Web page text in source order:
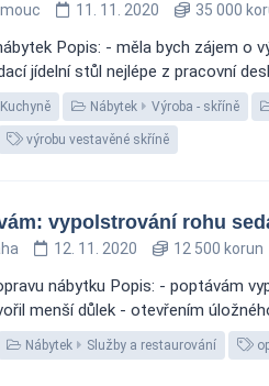
11. 11. 2020 35 000
Popis: - měla bych zájem o
jídelní stůl nejlépe z pracovní
Kuchyně Nábytek Výroba - skříně
výrobu vestavěné skříně
vypolstrování rohu
12. 11. 2020 12 500 korun
nábytku Popis: - poptávám
menší důlek - otevřením
Nábytek Služby a restaurování